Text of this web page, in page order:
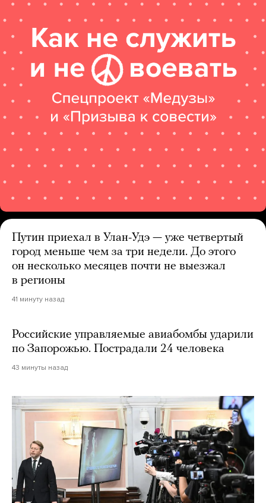
Путин приехал в Улан-Удэ — уже четвертый
город меньше чем за три недели. До этого
он несколько месяцев почти не выезжал
в регионы
41 минуту назад
Российские управляемые авиабомбы ударили
по Запорожью. Пострадали 24 человека
43 минуты назад